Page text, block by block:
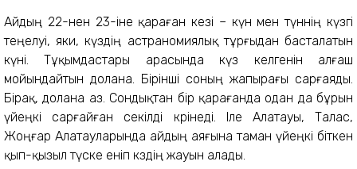
Айдың 22-нен 23-іне қараған кезі – күн мен түннің күзгі
теңелуі, яки, күздің астраномиялық тұрғыдан басталатын
күні. Тұқымдастары арасында күз келгенін алғаш
мойындайтын долана. Бірінші соның жапырағы сарғаяды.
Бірақ, долана аз. Сондықтан бір қарағанда одан да бұрын
үйеңкі сарғайған секілді көрінеді. Іле Алатауы, Талас,
Жоңғар Алатауларында айдың аяғына таман үйеңкі біткен
қып-қызыл түске еніп көздің жауын алады.